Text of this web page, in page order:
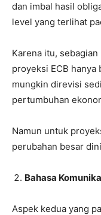
dan imbal hasil
level yang terlihat
Karena itu,
proyeksi ECB
mungkin direvisi
pertumbuhan
Namun untuk
perubahan besar
Bahasa
Aspek kedua yang